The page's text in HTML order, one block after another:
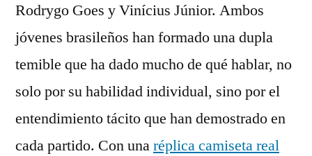
Rodrygo Goes y Vinícius Júnior. Ambos
jóvenes brasileños han formado una dupla
temible que ha dado mucho de qué hablar, no
solo por su habilidad individual, sino por el
entendimiento tácito que han demostrado en
cada partido. Con unaréplica camiseta real